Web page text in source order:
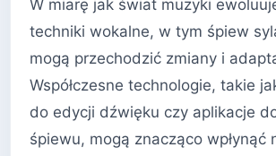
W miarę jak świat muzyki
techniki wokalne, w tym śpiew
mogą przechodzić zmiany i
Współczesne technologie, takie
do edycji dźwięku czy aplikacje
śpiewu, mogą znacząco wpłynąć